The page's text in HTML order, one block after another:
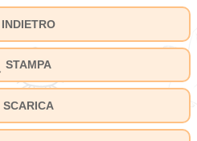
INDIETRO
STAMPA
SCARICA